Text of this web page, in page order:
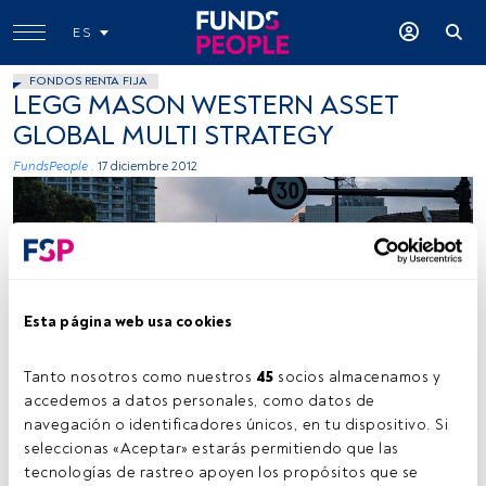
Esta página web usa cookies
Tanto nosotros como nuestros 45 socios almacenamos y
accedemos a datos personales, como datos de
navegación o identificadores únicos, en tu dispositivo. Si
seleccionas «Aceptar» estarás permitiendo que las
tecnologías de rastreo apoyen los propósitos que se
ES
FONDOS RENTA FIJA
LEGG MASON WESTERN ASSET
GLOBAL MULTI STRATEGY
FundsPeople . 17 diciembre 2012
Tiempo lectura: 1 min.